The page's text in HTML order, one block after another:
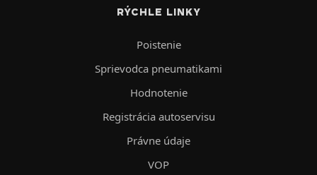
RÝCHLE LINKY
Poistenie
Sprievodca pneumatikami
Hodnotenie
Registrácia autoservisu
Právne údaje
VOP